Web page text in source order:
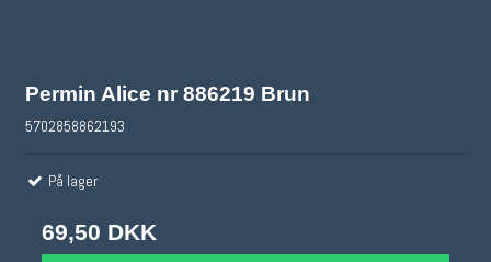
Permin Alice nr 886219 Brun
5702858862193
På lager
69,50 DKK